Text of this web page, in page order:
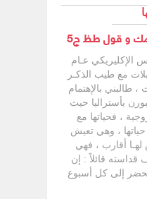
و قول طظ ج5
الإكليريكي عـام
مع طيب الذكـر
، طالبني بالإهتمام
بأستراليا حيث
، فحياتها مع
، وهي تعيش
أقارب ، فهي
قداسته قائلاً : إن
يحضر إلى كل أسبوع